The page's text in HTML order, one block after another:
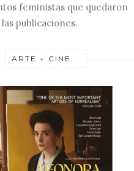
feministas que quedaron
publicaciones.
ARTE + CINE...